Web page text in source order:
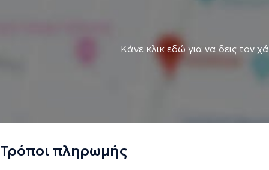
Κάνε κλικ εδώ για να δεις τον
Τρόποι πληρωμής